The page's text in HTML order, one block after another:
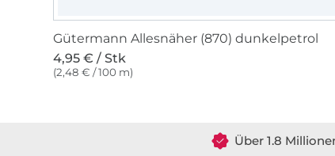
Gütermann Allesnäher (870) dunkelpetrol
4,95 € / Stk
(2,48 € / 100 m)
Über 1.8